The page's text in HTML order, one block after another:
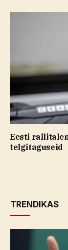
Eesti
telgitaguseid
TRENDIKAS